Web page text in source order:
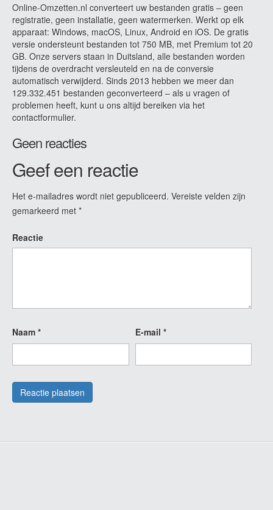
Online-Omzetten.nl converteert uw bestanden gratis – geen
registratie, geen installatie, geen watermerken. Werkt op elk
apparaat: Windows, macOS, Linux, Android en iOS. De gratis
versie ondersteunt bestanden tot 750 MB, met Premium tot 20
GB. Onze servers staan in Duitsland, alle bestanden worden
tijdens de overdracht versleuteld en na de conversie
automatisch verwijderd. Sinds 2013 hebben we meer dan
129.332.451 bestanden geconverteerd – als u vragen of
problemen heeft, kunt u ons altijd bereiken via het
contactformulier.
Geen reacties
Geef een reactie
Het e-mailadres wordt niet gepubliceerd. Vereiste velden zijn
gemarkeerd met *
Reactie
Naam * E-mail *